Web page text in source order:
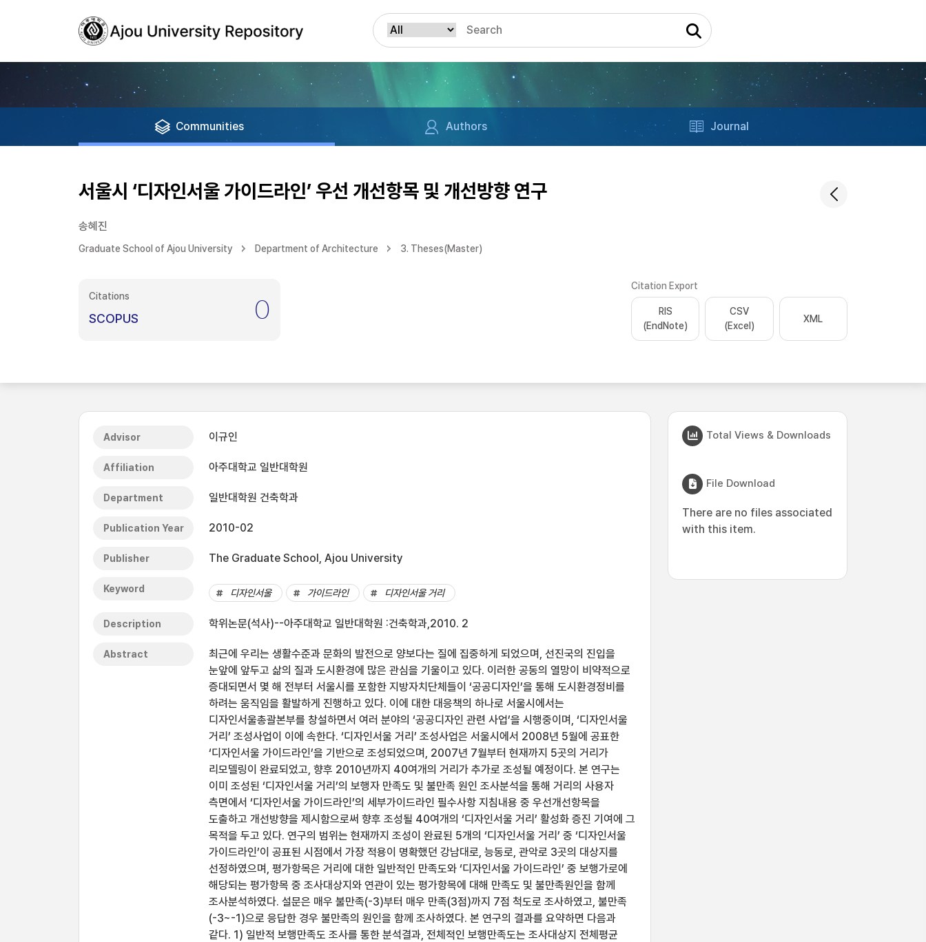
Communities Authors Journal
서울시 ‘디자인서울 가이드라인’ 우선 개선항목 및 개선방향 연구
송혜진
Graduate School of Ajou University Department of Architecture 3. Theses(Master)
Citations
SCOPUS 0
Citation Export
RIS
(EndNote)
CSV
(Excel)
XML
Advisor 이규인
Affiliation 아주대학교 일반대학원
Department 일반대학원 건축학과
Publication Year 2010-02
Publisher The Graduate School, Ajou University
Keyword 디자인서울 가이드라인 디자인서울 거리
Description 학위논문(석사)--아주대학교 일반대학원 :건축학과,2010. 2
Abstract
최근에 우리는 생활수준과 문화의 발전으로 양보다는 질에 집중하게 되었으며, 선진국의 진입을
눈앞에 앞두고 삶의 질과 도시환경에 많은 관심을 기울이고 있다. 이러한 공동의 열망이 비약적으로
증대되면서 몇 해 전부터 서울시를 포함한 지방자치단체들이 ‘공공디자인’을 통해 도시환경정비를
하려는 움직임을 활발하게 진행하고 있다. 이에 대한 대응책의 하나로 서울시에서는
디자인서울총괄본부를 창설하면서 여러 분야의 ‘공공디자인 관련 사업’을 시행중이며, ‘디자인서울
거리’ 조성사업이 이에 속한다. ‘디자인서울 거리’ 조성사업은 서울시에서 2008년 5월에 공표한
‘디자인서울 가이드라인’을 기반으로 조성되었으며, 2007년 7월부터 현재까지 5곳의 거리가
리모델링이 완료되었고, 향후 2010년까지 40여개의 거리가 추가로 조성될 예정이다. 본 연구는
이미 조성된 ‘디자인서울 거리’의 보행자 만족도 및 불만족 원인 조사분석을 통해 거리의 사용자
측면에서 ‘디자인서울 가이드라인’의 세부가이드라인 필수사항 지침내용 중 우선개선항목을
도출하고 개선방향을 제시함으로써 향후 조성될 40여개의 ‘디자인서울 거리’ 활성화 증진 기여에 그
목적을 두고 있다. 연구의 범위는 현재까지 조성이 완료된 5개의 ‘디자인서울 거리’ 중 ‘디자인서울
가이드라인’이 공표된 시점에서 가장 적용이 명확했던 강남대로, 능동로, 관악로 3곳의 대상지를
선정하였으며, 평가항목은 거리에 대한 일반적인 만족도와 ‘디자인서울 가이드라인’ 중 보행가로에
해당되는 평가항목 중 조사대상지와 연관이 있는 평가항목에 대해 만족도 및 불만족원인을 함께
조사분석하였다. 설문은 매우 불만족(-3)부터 매우 만족(3점)까지 7점 척도로 조사하였고, 불만족
(-3~-1)으로 응답한 경우 불만족의 원인을 함께 조사하였다. 본 연구의 결과를 요약하면 다음과
같다. 1) 일반적 보행만족도 조사를 통한 분석결과, 전체적인 보행만족도는 조사대상지 전체평균
Total Views & Downloads
File Download
There are no files associated
with this item.